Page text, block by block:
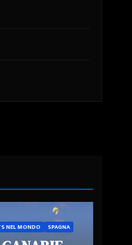
NEL MONDO SPAGNA